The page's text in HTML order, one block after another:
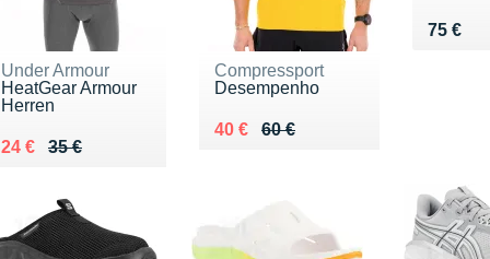
Under Armour
HeatGear Armour
Herren
35 €
Au lieu de 35 €
24 €
Vendu 24 €
Compressport
Desempenho
60 €
Au lieu de 60 €
40 €
Vendu 40 €
75 €
Vendu